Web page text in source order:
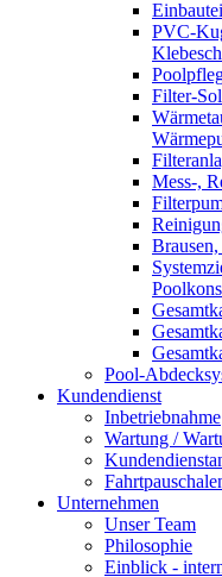
PVC-
Filter-
Mess-,
Pool-
Kundendienst
Inbetriebnahme
Wartung /
Unternehmen
Unser Team
Philosophie
Einblick -